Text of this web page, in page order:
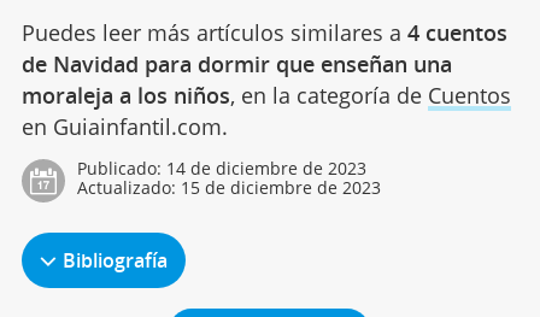
Puedes leer más artículos similares a 4 cuentos
de Navidad para dormir que enseñan una
moraleja a los niños, en la categoría de Cuentos
en Guiainfantil.com.
Publicado: 14 de diciembre de 2023
Actualizado: 15 de diciembre de 2023
Bibliografía